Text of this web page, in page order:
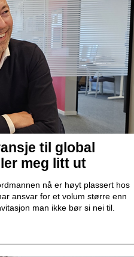
til global
meg litt ut
nå er høyt plassert hos
ansvar for et volum større enn
man ikke bør si nei til.